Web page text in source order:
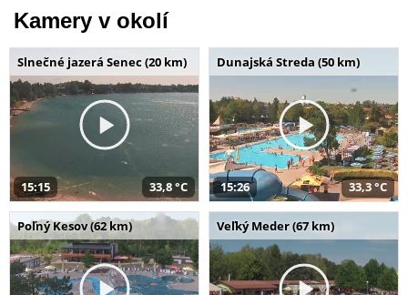
Kamery v okolí
Slnečné jazerá Senec (20 km)
15:15 33,8 °C
Dunajská Streda (50 km)
15:26 33,3 °C
Poľný Kesov (62 km) Veľký Meder (67 km)